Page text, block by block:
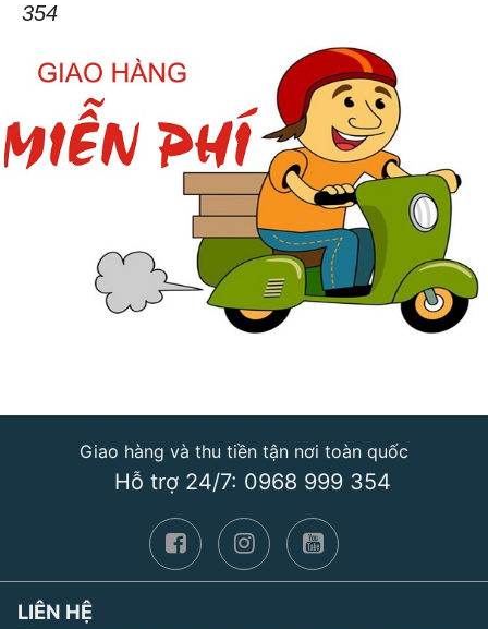
354
Giao hàng và thu tiền tận nơi toàn quốc
Hỗ trợ 24/7: 0968 999 354
LIÊN HỆ